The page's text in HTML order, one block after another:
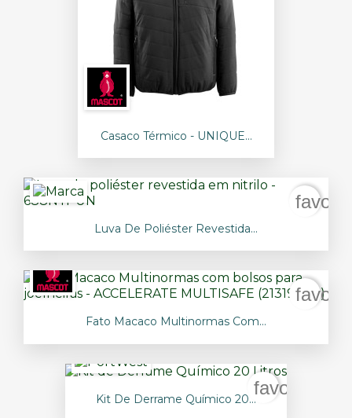
Casaco Térmico - UNIQUE...
Luva De Poliéster Revestida...
Fato Macaco Multinormas Com...
Kit De Derrame Químico 20...